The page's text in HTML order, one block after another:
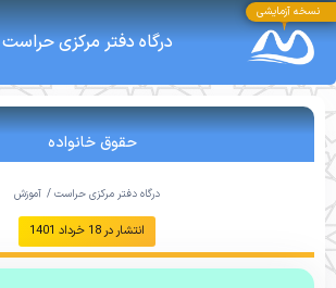
درگاه دفتر مرکزی حراست
حقوق خانواده
درگاه دفتر مرکزی حراست / آموزش
انتشار در18 خرداد 1401
نسخه آزمایشی